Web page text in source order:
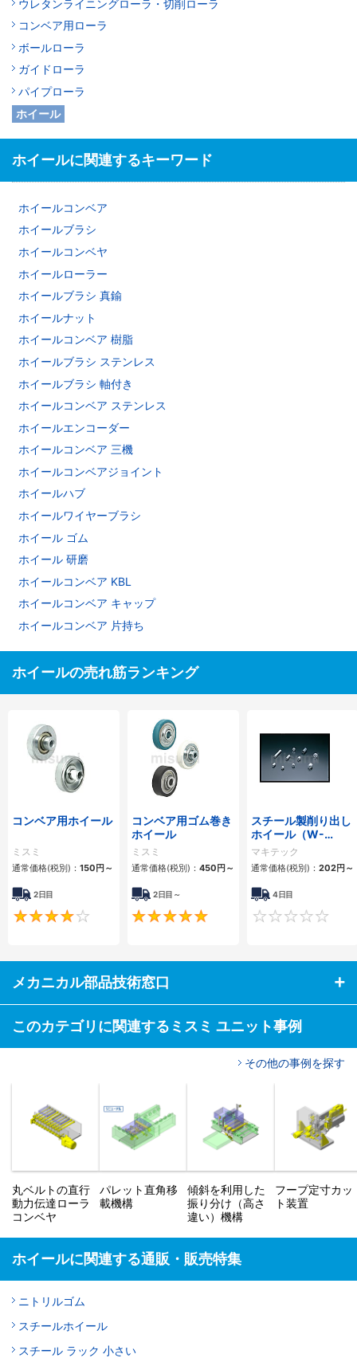
ウレタンライニングローラ・切削ローラ
コンベア用ローラ
ボールローラ
ガイドローラ
パイプローラ
ホイール
ホイールに関連するキーワード
ホイールコンベア
ホイールブラシ
ホイールコンベヤ
ホイールローラー
ホイールブラシ 真鍮
ホイールナット
ホイールコンベア 樹脂
ホイールブラシ ステンレス
ホイールブラシ 軸付き
ホイールコンベア ステンレス
ホイールエンコーダー
ホイールコンベア 三機
ホイールコンベアジョイント
ホイールハブ
ホイールワイヤーブラシ
ホイール ゴム
ホイール 研磨
ホイールコンベア KBL
ホイールコンベア キャップ
ホイールコンベア 片持ち
ホイールの売れ筋ランキング
コンベア用ホイール
ミスミ
通常価格(税別)： 150円～
2日目
4.3
コンベア用ゴム巻き
ホイール
ミスミ
通常価格(税別)： 450円～
2日目～
5
スチール製削り出し
ホイール（W-
20100BS）
マキテック
通常価格(税別)： 202円～
4日目
メカニカル部品技術窓口
このカテゴリに関連するミスミ ユニット事例
その他の事例を探す
丸ベルトの直行
動力伝達ローラ
コンベヤ
パレット直角移
載機構
傾斜を利用した
振り分け（高さ
違い）機構
フープ定寸カッ
ト装置
ホイールに関連する通販・販売特集
ニトリルゴム
スチールホイール
スチール ラック 小さい